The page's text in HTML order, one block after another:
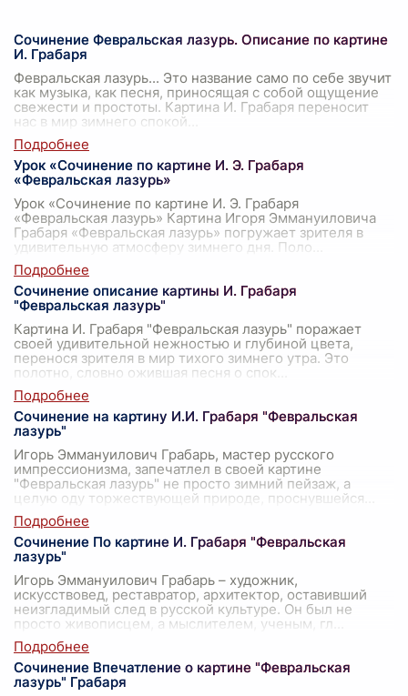
Сочинение Февральская лазурь. Описание по картине
И. Грабаря
Февральская лазурь... Это название само по себе звучит
как музыка, как песня, приносящая с собой ощущение
свежести и простоты. Картина И. Грабаря переносит
нас в мир зимнего спокой
Урок «Сочинение по картине И. Э. Грабаря
«Февральская лазурь»
Урок «Сочинение по картине И. Э. Грабаря
«Февральская лазурь» Картина Игоря Эммануиловича
Грабаря «Февральская лазурь» погружает зрителя в
удивительную атмосферу зимнего дня. Поло
Сочинение описание картины И. Грабаря
"Февральская лазурь"
Картина И. Грабаря "Февральская лазурь" поражает
своей удивительной нежностью и глубиной цвета,
перенося зрителя в мир тихого зимнего утра. Это
полотно, словно ожившая песня о спок
Сочинение на картину И.И. Грабаря "Февральская
лазурь"
Игорь Эммануилович Грабарь, мастер русского
импрессионизма, запечатлел в своей картине
"Февральская лазурь" не просто зимний пейзаж, а
целую оду торжествующей природе, проснувшейся
Сочинение По картине И. Грабаря "Февральская
лазурь"
Игорь Эммануилович Грабарь – художник,
искусствовед, реставратор, архитектор, оставивший
неизгладимый след в русской культуре. Он был не
просто живописцем, а мыслителем, ученым, гл
Сочинение Впечатление о картине "Февральская
лазурь" Грабаря